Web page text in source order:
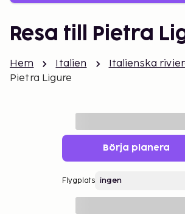
Resa till Pietra
Hem Italien
Italienska
Pietra Ligure
Börja planera
Flygplats